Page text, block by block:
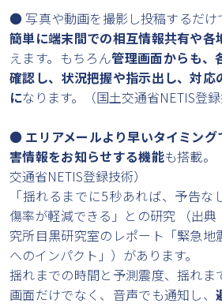
● 写真や動画を撮影し投稿するだけ
簡単に端末間での相互情報共有や各
えます。もちろん管理画面からも、
確認し、状況把握や指示出し、対応
になります。（国土交通省NETIS登録
● エリアメールより早いタイミン
害情報をお知らせする機能も搭載。
交通省NETIS登録技術）
「揺れるまでに5秒あれば、予告
傷率が軽減できる」との研究 （出
究所目黒研究室のレポート「緊急
へのインパクト」）があります。
揺れまでの時間と予測震度、揺れま
画面だけでなく、音声でも通知し、